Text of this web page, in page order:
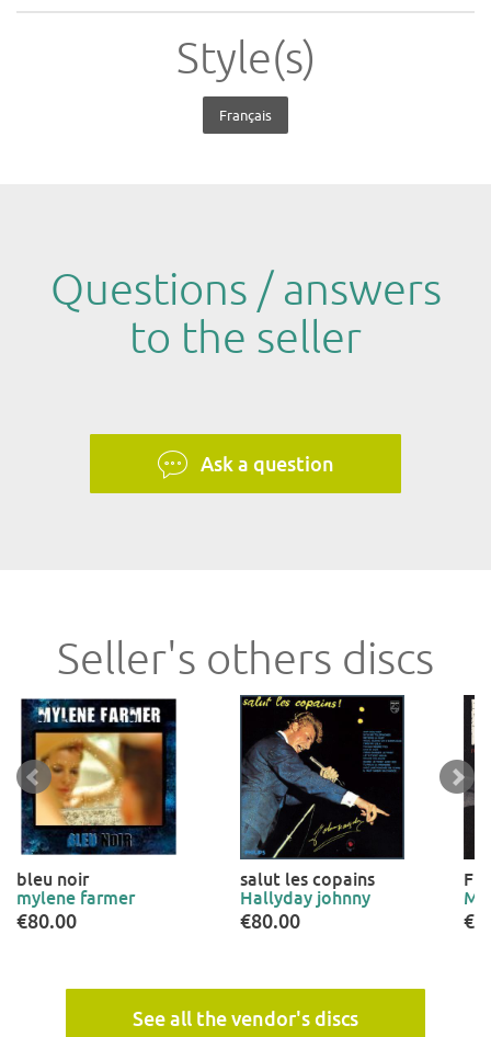
Style(s)
Français
Questions / answers
to the seller
Ask a question
Seller's others discs
bleu noir
mylene farmer
€80.00
salut les copains
Hallyday johnny
€80.00
See all the vendor's discs